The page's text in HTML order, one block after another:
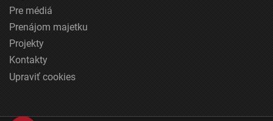
Pre médiá
Prenájom majetku
Projekty
Kontakty
Upraviť cookies